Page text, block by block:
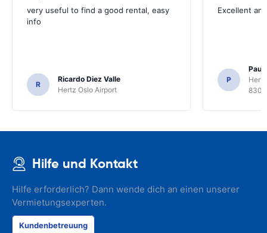
very useful to find a good rental, easy
info
R
Ricardo Diez Valle
Hertz Oslo Airport
Excellent
P
Paul
8300
Hilfe und Kontakt
Hilfe erforderlich? Dann wende dich an einen unserer
Vermietungsexperten.
Kundenbetreuung